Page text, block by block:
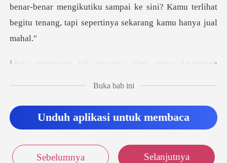
Riwayat Membaca
Keluar
nar-benar mengikutiku sampai ke sini? Kamu terlihat
begit
ya. Dari mana datangnya
W
Buka bab ini
Unduh aplikasi untuk membaca
Sebelumnya Selanjutnya